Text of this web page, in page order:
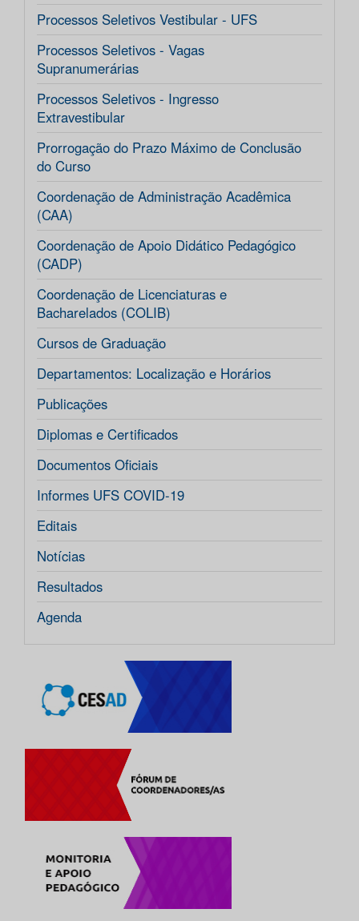
Processos Seletivos Vestibular - UFS
Processos Seletivos - Vagas
Supranumerárias
Processos Seletivos - Ingresso
Extravestibular
Prorrogação do Prazo Máximo de Conclusão
do Curso
Coordenação de Administração Acadêmica
(CAA)
Coordenação de Apoio Didático Pedagógico
(CADP)
Coordenação de Licenciaturas e
Bacharelados (COLIB)
Cursos de Graduação
Departamentos: Localização e Horários
Publicações
Diplomas e Certificados
Documentos Oficiais
Informes UFS COVID-19
Editais
Notícias
Resultados
Agenda